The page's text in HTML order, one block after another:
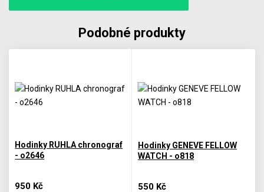
Podobné produkty
Hodinky RUHLA chronograf
- o2646
950 Kč
Hodinky GENEVE FELLOW
WATCH - o818
550 Kč